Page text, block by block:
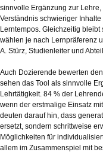
sinnvolle Ergänzung zur
Verständnis schwieriger
Lerntempos. Gleichzeitig
wählen je nach Lernpräferenz
A. Stürz, Studienleiter und
Auch Dozierende bewerten
sehen das Tool als sinnvolle
Lehrtätigkeit. 84 % der
wenn der erstmalige Einsatz
deuten darauf hin, dass
ersetzt, sondern schrittweise
Möglichkeiten für
allem im Zusammenspiel mit